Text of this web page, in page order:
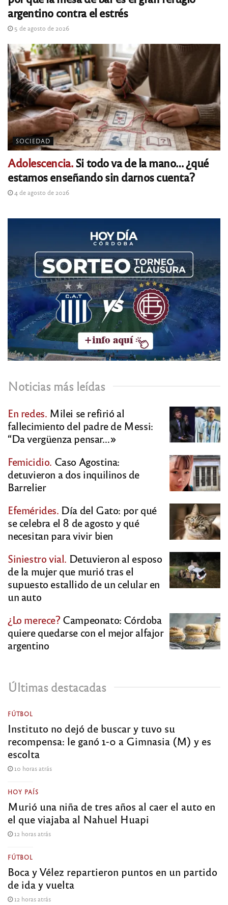
argentino contra el estrés
5 de agosto de 2026
SOCIEDAD
Adolescencia.Si todo va de la mano… ¿qué
estamos enseñando sin darnos cuenta?
4 de agosto de 2026
Noticias más leídas
En redes. Milei se refirió al
fallecimiento del padre de Messi:
“Da vergüenza pensar…»
Femicidio. Caso Agostina:
detuvieron a dos inquilinos de
Barrelier
Efemérides. Día del Gato: por qué
se celebra el 8 de agosto y qué
necesitan para vivir bien
Siniestro vial. Detuvieron al esposo
de la mujer que murió tras el
supuesto estallido de un celular en
un auto
¿Lo merece?Campeonato: Córdoba
quiere quedarse con el mejor alfajor
argentino
Últimas destacadas
FÚTBOL
Instituto no dejó de buscar y tuvo su
recompensa: le ganó 1-0 a Gimnasia (M) y es
escolta
10 horas atrás
HOY PAÍS
Murió una niña de tres años al caer el auto en
el que viajaba al Nahuel Huapi
12 horas atrás
FÚTBOL
Boca y Vélez repartieron puntos en un partido
de ida y vuelta
12 horas atrás